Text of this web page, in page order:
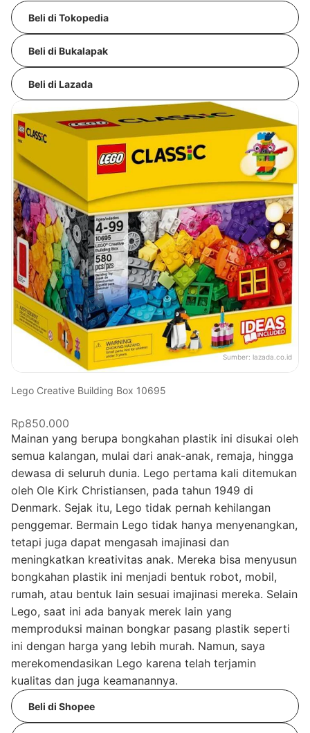
Beli di Tokopedia
Beli di Bukalapak
Beli di Lazada
Sumber: lazada.co.id
Lego Creative Building Box 10695
Rp850.000
Mainan yang berupa bongkahan plastik ini disukai oleh
semua kalangan, mulai dari anak-anak, remaja, hingga
dewasa di seluruh dunia. Lego pertama kali ditemukan
oleh Ole Kirk Christiansen, pada tahun 1949 di
Denmark. Sejak itu, Lego tidak pernah kehilangan
penggemar. Bermain Lego tidak hanya menyenangkan,
tetapi juga dapat mengasah imajinasi dan
meningkatkan kreativitas anak. Mereka bisa menyusun
bongkahan plastik ini menjadi bentuk robot, mobil,
rumah, atau bentuk lain sesuai imajinasi mereka. Selain
Lego, saat ini ada banyak merek lain yang
memproduksi mainan bongkar pasang plastik seperti
ini dengan harga yang lebih murah. Namun, saya
merekomendasikan Lego karena telah terjamin
kualitas dan juga keamanannya.
Beli di Shopee